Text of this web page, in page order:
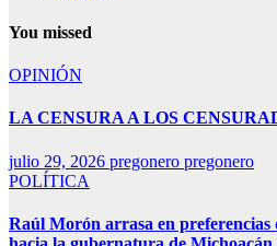
You missed
OPINIÓN
LA CENSURA A LOS
julio 29, 2026 pregonero pregonero
POLÍTICA
Raúl Morón arrasa en preferencias